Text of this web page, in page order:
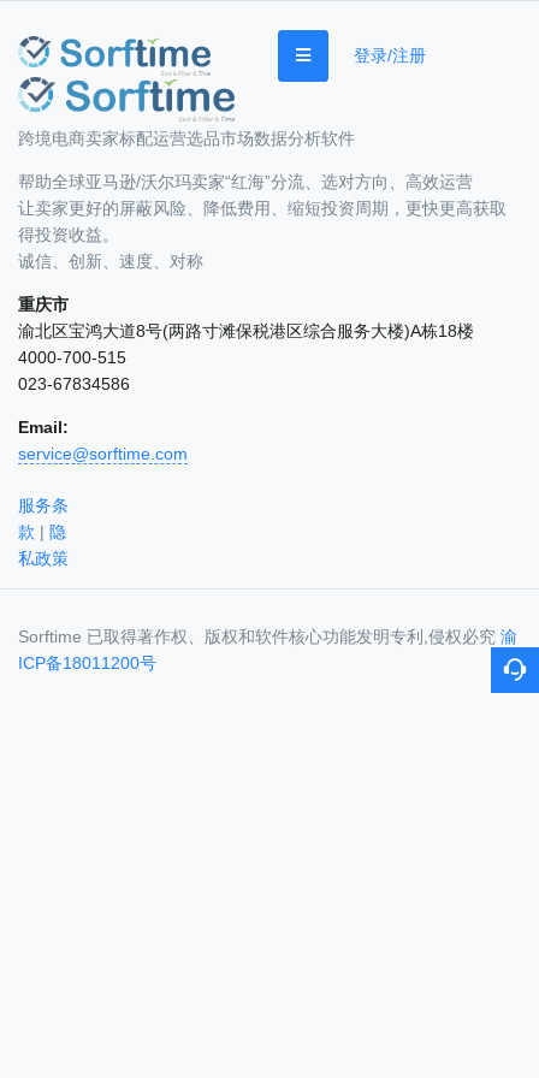
登录/注册
跨境电商卖家标配运营选品市场数据分析软件
帮助全球亚马逊/沃尔玛卖家“红海”分流、选对方向、高效运营
让卖家更好的屏蔽风险、降低费用、缩短投资周期，更快更高获取
得投资收益。
诚信、创新、速度、对称
重庆市
渝北区宝鸿大道8号(两路寸滩保税港区综合服务大楼)A栋18楼
4000-700-515
023-67834586
Email:
service@sorftime.com
服务条
款 | 隐
私政策
Sorftime 已取得著作权、版权和软件核心功能发明专利,侵权必究 渝
ICP备18011200号